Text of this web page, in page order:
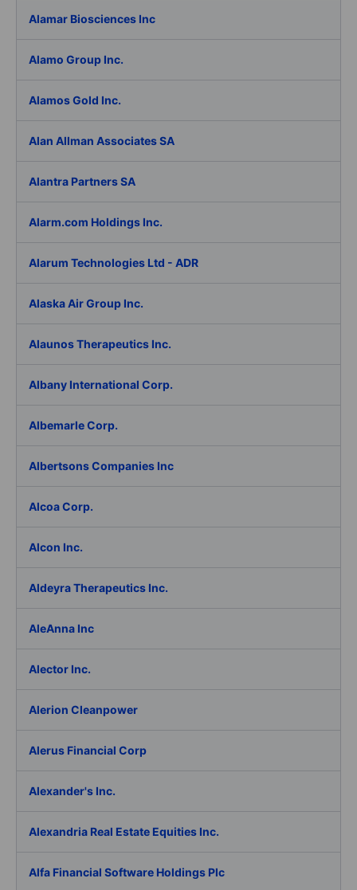
Alamar Biosciences Inc
Alamo Group Inc.
Alamos Gold Inc.
Alan Allman Associates SA
Alantra Partners SA
Alarm.com Holdings Inc.
Alarum Technologies Ltd - ADR
Alaska Air Group Inc.
Alaunos Therapeutics Inc.
Albany International Corp.
Albemarle Corp.
Albertsons Companies Inc
Alcoa Corp.
Alcon Inc.
Aldeyra Therapeutics Inc.
AleAnna Inc
Alector Inc.
Alerion Cleanpower
Alerus Financial Corp
Alexander's Inc.
Alexandria Real Estate Equities Inc.
Alfa Financial Software Holdings Plc